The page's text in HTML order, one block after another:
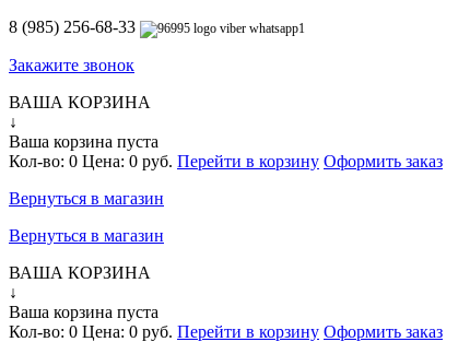
8 (985) 256-68-33
Закажите звонок
ВАША КОРЗИНА
↓
Ваша корзина пуста
Кол-во: 0 Цена: 0 руб. Перейти в корзину Оформить заказ
Вернуться в магазин
Вернуться в магазин
ВАША КОРЗИНА
↓
Ваша корзина пуста
Кол-во: 0 Цена: 0 руб. Перейти в корзину Оформить заказ